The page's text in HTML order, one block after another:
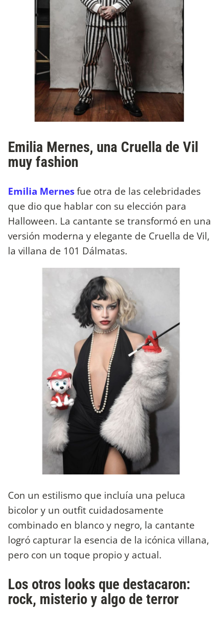
Emilia Mernes, una Cruella de Vil
muy fashion
Emilia Mernesfue otra de las celebridades
que dio que hablar con su elección para
Halloween. La cantante se transformó en una
versión moderna y elegante de Cruella de Vil,
la villana de 101 Dálmatas.
Con un estilismo que incluía una peluca
bicolor y un outfit cuidadosamente
combinado en blanco y negro, la cantante
logró capturar la esencia de la icónica villana,
pero con un toque propio y actual.
Los otros looks que destacaron:
rock, misterio y algo de terror